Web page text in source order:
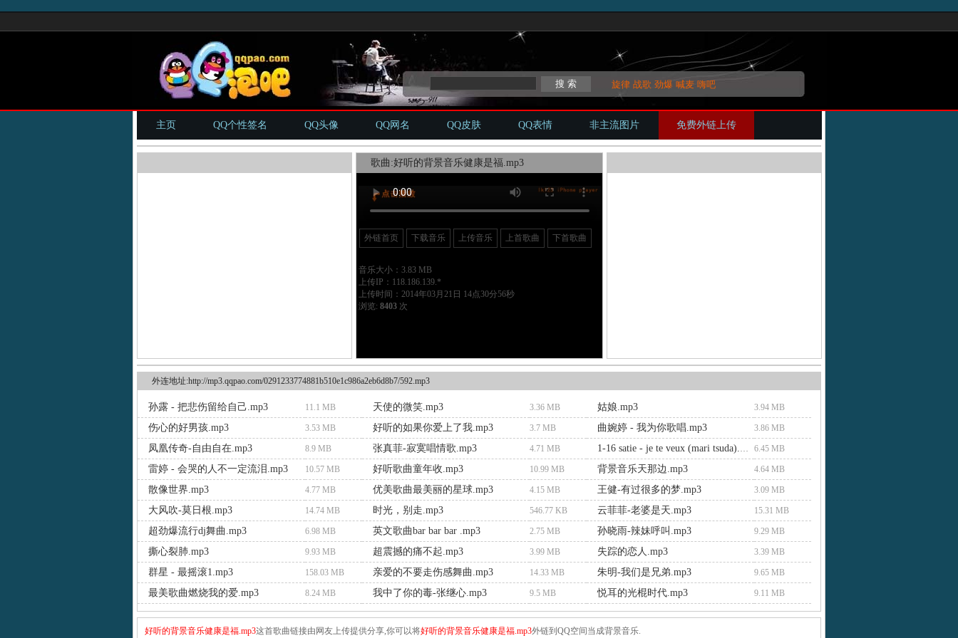
旋律 战歌 劲爆 喊麦 嗨吧
主页 QQ个性签名 QQ头像 QQ网名 QQ皮肤 QQ表情 非主流图片 免费外链上传
歌曲:好听的背景音乐健康是福.mp3
外链首页 下载音乐 上传音乐 上首歌曲 下首歌曲
音乐大小：3.83 MB
上传IP：118.186.139.*
上传时间：2014年03月21日 14点30分56秒
浏览: 8403次
外连地址:http://mp3.qqpao.com/0291233774881b510e1c986a2eb6d8b7/592.mp3
孙露 - 把悲伤留给自己.mp3 11.1 MB 天使的微笑.mp3 3.36 MB 姑娘.mp3 3.94 MB
伤心的好男孩.mp3 3.53 MB 好听的如果你爱上了我.mp3 3.7 MB 曲婉婷 - 我为你歌唱.mp3 3.86 MB
凤凰传奇-自由自在.mp3 8.9 MB 张真菲-寂寞唱情歌.mp3 4.71 MB 1-16 satie - je te veux (mari tsuda).mp3 6.45 MB
雷婷 - 会哭的人不一定流泪.mp3 10.57 MB 好听歌曲童年收.mp3 10.99 MB 背景音乐天那边.mp3 4.64 MB
散像世界.mp3 4.77 MB 优美歌曲最美丽的星球.mp3 4.15 MB 王健-有过很多的梦.mp3 3.09 MB
大风吹-莫日根.mp3 14.74 MB 时光，别走.mp3 546.77 KB 云菲菲-老婆是天.mp3 15.31 MB
超劲爆流行dj舞曲.mp3 6.98 MB 英文歌曲bar bar bar .mp3 2.75 MB 孙晓雨-辣妹呼叫.mp3 9.29 MB
撕心裂肺.mp3 9.93 MB 超震撼的痛不起.mp3 3.99 MB 失踪的恋人.mp3 3.39 MB
群星 - 最摇滚1.mp3 158.03 MB 亲爱的不要走伤感舞曲.mp3 14.33 MB 朱明-我们是兄弟.mp3 9.65 MB
最美歌曲燃烧我的爱.mp3 8.24 MB 我中了你的毒-张继心.mp3 9.5 MB 悦耳的光棍时代.mp3 9.11 MB
好听的背景音乐健康是福.mp3这首歌曲链接由网友上传提供分享,你可以将好听的背景音乐健康是福.mp3外链到QQ空间当成背景音乐.